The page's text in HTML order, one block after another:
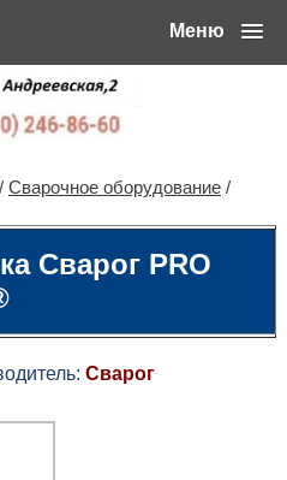
Меню
Сварочное оборудование/
Сварог PRO
Сварог